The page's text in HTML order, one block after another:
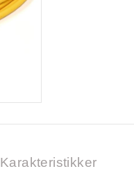
Karakteristikker